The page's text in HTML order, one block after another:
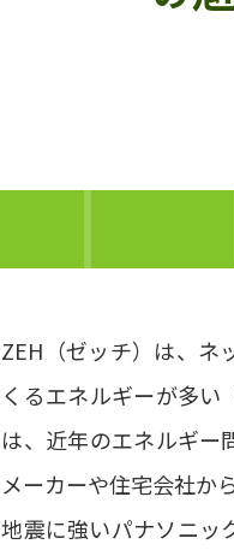
ZEH（ゼッチ）は、ネ
くるエネルギーが多
は、近年のエネルギー
メーカーや住宅会社か
地震に強いパナソニッ